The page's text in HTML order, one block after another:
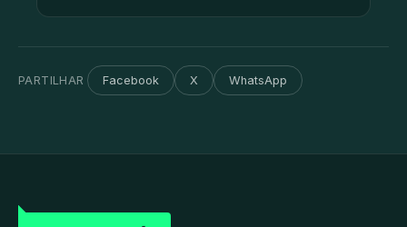
PARTILHAR Facebook X WhatsApp